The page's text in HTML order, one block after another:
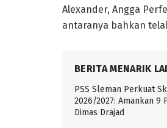
Alexander, Angga
antaranya bahkan
BERITA MENARIK
PSS Sleman Perkuat
2026/2027: Amankan 9
Dimas Drajad